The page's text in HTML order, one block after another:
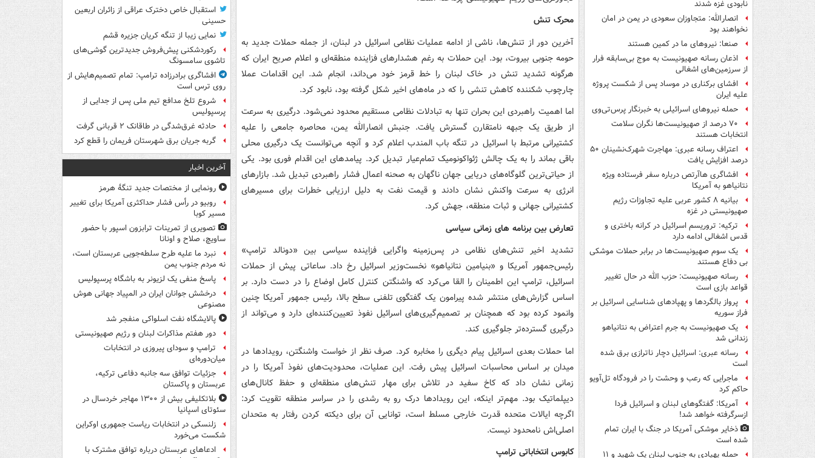
نابودی غزه شدند
انصارالله: متجاوزان سعودی در یمن در امان
نخواهند بود
صنعا: نیروهای ما در کمین‌ هستند
اذعان رسانه صهیونیست به موج بی‌سابقه فرار
از سرزمین‌های اشغالی
افشای برکناری در موساد پس از شکست پروژه
علیه ایران
حمله نیروهای اسرائیلی به خبرنگار پرس‌تی‌وی
۷۰ درصد از صهیونیست‌ها نگران سلامت
انتخابات هستند
اعتراف رسانه عبری: مهاجرت شهرک‌نشینان ۵۰
درصد افزایش یافت
افشاگری هاآرتص درباره سفر فرستاده ویژه
نتانیاهو به آمریکا
بیانیه ۸ کشور عربی علیه تجاوزات رژیم
صهیونیستی در غزه
ترکیه: تروریسم اسرائیل در کرانه باختری و
قدس اشغالی ادامه دارد
یک‌ سوم صهیونیست‌ها در برابر حملات موشکی
بی دفاع هستند
رسانه صهیونیست: حزب الله در حال تغییر
قواعد بازی است
پرواز بالگردها و پهپادهای شناسایی اسرائیل بر
فراز سوریه
یک صهیونیست به جرم اعتراض به نتانیاهو
زندانی شد
رسانه عبری: اسرائیل دچار ناترازی برق شده
است
ماجرایی که رعب و وحشت را در فرودگاه تل‌آویو
حاکم کرد
آمریکا: گفتگوهای لبنان و اسرائیل فردا
ازسرگرفته خواهد شد!
ذخایر موشکی آمریکا در جنگ با ایران تمام
شده است
حمله پهپادی به جنوب لبنان یک شهید و ۱۱
محرک تنش
آخرین دور از تنش‌ها، ناشی از ادامه عملیات نظامی اسرائیل در لبنان، از جمله حملات جدید به
حومه جنوبی بیروت، بود. این حملات به رغم هشدارهای فزاینده منطقه‌ای و اعلام صریح ایران که
هرگونه تشدید تنش در خاک لبنان را خط قرمز خود می‌داند، انجام شد. این اقدامات عملا
چارچوب شکننده کاهش تنشی را که در ماه‌های اخیر شکل گرفته بود، نابود کرد.
اما اهمیت راهبردی این بحران تنها به تبادلات نظامی مستقیم محدود نمی‌شود. درگیری به سرعت
از طریق یک جبهه نامتقارن گسترش یافت. جنبش انصارالله یمن، محاصره جامعی را علیه
کشتیرانی مرتبط با اسرائیل در تنگه باب المندب اعلام کرد و آنچه می‌توانست یک درگیری محلی
باقی بماند را به یک چالش ژئواکونومیک تمام‌عیار تبدیل کرد. پیامدهای این اقدام فوری بود. یکی
از حیاتی‌ترین گلوگاه‌های دریایی جهان ناگهان به صحنه اعمال فشار راهبردی تبدیل شد. بازارهای
انرژی به سرعت واکنش نشان دادند و قیمت نفت به دلیل ارزیابی خطرات برای مسیرهای
کشتیرانی جهانی و ثبات منطقه، جهش کرد.
تعارض بین برنامه ‌های زمانی سیاسی
تشدید اخیر تنش‌های نظامی در پس‌زمینه واگرایی فزاینده سیاسی بین «دونالد ترامپ»
رئیس‌جمهور آمریکا و «بنیامین نتانیاهو» نخست‌وزیر اسرائیل رخ داد. ساعاتی پیش از حملات
اسرائیل، ترامپ این اطمینان را القا می‌کرد که واشنگتن کنترل کامل اوضاع را در دست دارد. بر
اساس گزارش‌های منتشر شده پیرامون یک گفتگوی تلفنی سطح بالا، رئیس ‌جمهور آمریکا چنین
وانمود کرده بود که همچنان بر تصمیم‌گیری‌های اسرائیل نفوذ تعیین‌کننده‌ای دارد و می‌تواند از
درگیری گسترده‌تر جلوگیری کند.
اما حملات بعدی اسرائیل پیام دیگری را مخابره کرد. صرف نظر از خواست واشنگتن، رویدادها در
میدان بر اساس محاسبات اسرائیل پیش رفت. این عملیات، محدودیت‌های نفوذ آمریکا را در
زمانی نشان داد که کاخ سفید در تلاش برای مهار تنش‌های منطقه‌ای و حفظ کانال‌های
دیپلماتیک بود. مهم‌تر اینکه، این رویدادها درک رو به رشدی را در سراسر منطقه تقویت کرد:
اگرچه ایالات متحده قدرت خارجی مسلط است، توانایی آن برای دیکته کردن رفتار به متحدان
اصلی‌اش نامحدود نیست.
کابوس انتخاباتی ترامپ
استقبال خاص دخترک عراقی از زائران اربعین
حسینی
نمایی زیبا از تنگه کریان جزیره قشم
رکوردشکنی پیش‌فروش جدیدترین گوشی‌های
تاشوی سامسونگ
افشاگری برادرزاده ترامپ: تمام تصمیم‌هایش از
روی ترس است
شروع تلخ مدافع تیم ملی پس از جدایی از
پرسپولیس
حادثه غرق‌شدگی در طاقانک ۲ قربانی گرفت
گربه جریان برق شهرستان فریمان را قطع کرد
آخرین اخبار
رونمایی از مختصات جدید تنگۀ هرمز
روبیو در رأس فشار حداکثری آمریکا برای تغییر
مسیر کوبا
تصویری از تمرینات ترابزون اسپور با حضور
ساویچ، صلاح و اونانا
نبرد ما علیه طرح سلطه‌جویی عربستان است،
نه مردم جنوب یمن
پاسخ منفی یک لزیونر به باشگاه پرسپولیس
درخشش جوانان ایران در المپیاد جهانی هوش
مصنوعی
پالایشگاه نفت اسلواکی منفجر شد
دور هفتم مذاکرات لبنان و رژیم صهیونیستی
ترامپ و سودای پیروزی در انتخابات
میان‌دوره‌ای
جزئیات توافق سه جانبه دفاعی ترکیه،
عربستان و پاکستان
بلاتکلیفی بیش از ۱۳۰۰ مهاجر خردسال در
سئوتای اسپانیا
زلنسکی در انتخابات ریاست جمهوری اوکراین
شکست می‌خورد
ادعاهای عربستان درباره توافق مشترک با